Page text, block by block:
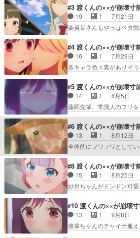
ィッチおどおどしてい
させていただきました
なりました(((((殴…
しちゃんが全て掻っ攫
い、この笑顔。すずち
にかまってほしくてわ
のラブコメ要素があり
な作品だこれ…タイトル
ないで見始めたけど個
ャラ達の行動原理の不…
#3 渡くんの××が崩壊寸
19 1
7月21日
委員長さんもやっぱベ
もどうでもいいな。土
団の中にいる紗月w身体
の真相⁉︎紗月はまだ何か
もかく、結局のところ
かもしれないが、ラ… ま
ん、自身のイメー… うー
は駆け引きがあ…
#4 渡くんの××が崩壊寸
16 1
7月29日
各キャラ色々裏があり
とこの兄妹の共依存が
というやつでした。そ
はいい人そうだけど、
ラブコメとは関係ない
人を意識しつつある？
恋人願望は無いらしい
回早速ラッキースケベで…
#5 渡くんの××が崩壊寸
14 1
8月5日
藤岡先輩、常識人のフ
岡先輩、別アニメから
おう見ているので軽く
ラーだよあの先輩。伊
輩、本人の話も聞かず
なキャラでしたね。あ
張る回と聞いていまし
振る舞ってて。その上
ーな水着姿を披露しまく
#6 渡くんの××が崩壊寸
13 1
8月12日
全体的にフワフワとし
単に処理していこう。
て紗月ちゃんがどんど
のFカップちゃんから主
さんが動揺を乗り越え
までする石原さんの乙
ごっこ。可愛い大冒険
くらい乙女心を出して
多め、ラッキースケベ連…
#8 渡くんの××が崩壊寸
15 1
8月25日
紗月ちゃんがドンドン
主要キャラ出しちゃダ
ゃんの下着くっそエロ
な後輩ポジの子で可愛
気になってしまう絡み
#10 渡くんの××が崩壊
13 1
9月8日
後輩ちゃんのチャイナ